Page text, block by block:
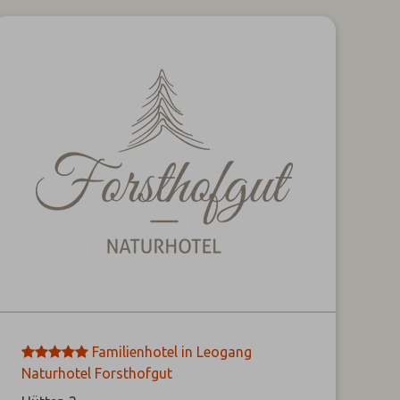
*****
Familienhotel in Leogang
Naturhotel Forsthofgut